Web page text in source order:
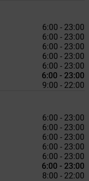
6:00 - 23:00
6:00 - 23:00
6:00 - 23:00
6:00 - 23:00
6:00 - 23:00
6:00 - 23:00
9:00 - 22:00
6:00 - 23:00
6:00 - 23:00
6:00 - 23:00
6:00 - 23:00
6:00 - 23:00
6:00 - 23:00
8:00 - 22:00